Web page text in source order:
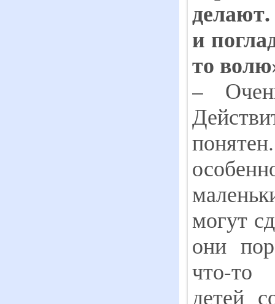
и
то волю
–
могут
они
что-
детей